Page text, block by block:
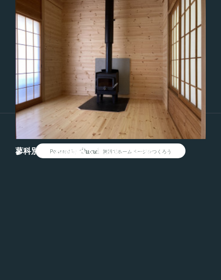
蓼科別荘 和室改装 & 薪ストーブ設置
Copyright ©
Powered by AmebaOwnd
無料でホームページをつくろう